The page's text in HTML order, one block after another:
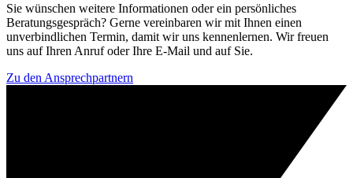
Sie wünschen weitere Informationen oder ein persönliches
Beratungsgespräch? Gerne vereinbaren wir mit Ihnen einen
unverbindlichen Termin, damit wir uns kennenlernen. Wir freuen
uns auf Ihren Anruf oder Ihre E-Mail und auf Sie.
Zu den Ansprechpartnern